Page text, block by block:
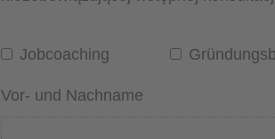
Jobcoaching
Vor- und Nachname